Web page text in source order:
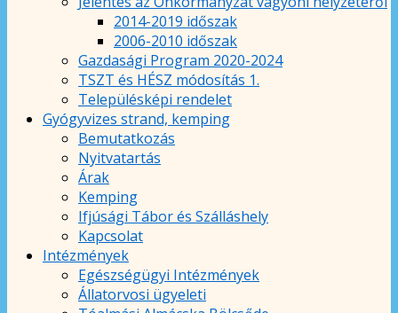
2014-2019 időszak
2006-2010 időszak
Gazdasági Program 2020-2024
TSZT és HÉSZ módosítás 1.
Településképi rendelet
Gyógyvizes strand, kemping
Bemutatkozás
Nyitvatartás
Árak
Kemping
Ifjúsági Tábor és Szálláshely
Kapcsolat
Intézmények
Egészségügyi Intézmények
Állatorvosi ügyeleti